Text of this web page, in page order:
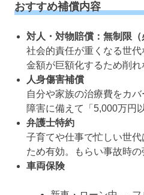
おすすめ補償内容
対人・対物賠償：無制限（
社会的責任が重くなる世
金額が巨額化するため削れ
人身傷害補償
自分や家族の治療費をカ
障害に備えて「5,000万円
弁護士特約
子育てや仕事で忙しい世
ため有効。もらい事故時の
車両保険